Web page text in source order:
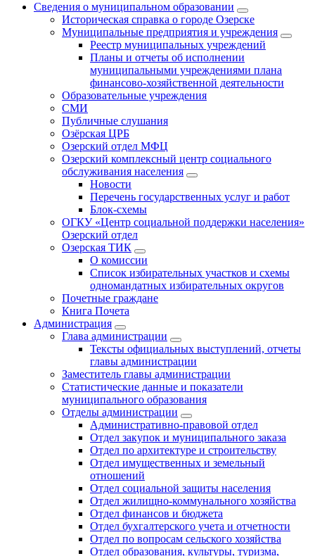
Сведения о муниципальном образовании
Историческая справка о городе Озерске
Муниципальные предприятия и учреждения
Реестр муниципальных учреждений
Планы и отчеты об исполнении
муниципальными учреждениями плана
финансово-хозяйственной деятельности
Образовательные учреждения
СМИ
Публичные слушания
Озёрская ЦРБ
Озерский отдел МФЦ
Озерский комплексный центр социального
обслуживания населения
Новости
Перечень государственных услуг и работ
Блок-схемы
ОГКУ «Центр социальной поддержки населения»
Озерский отдел
Озерская ТИК
О комиссии
Список избирательных участков и схемы
одномандатных избирательных округов
Почетные граждане
Книга Почета
Администрация
Глава администрации
Тексты официальных выступлений, отчеты
главы администрации
Заместитель главы администрации
Статистические данные и показатели
муниципального образования
Отделы администрации
Административно-правовой отдел
Отдел закупок и муниципального заказа
Отдел по архитектуре и строительству
Отдел имущественных и земельный
отношений
Отдел социальной защиты населения
Отдел жилищно-коммунального хозяйства
Отдел финансов и бюджета
Отдел бухгалтерского учета и отчетности
Отдел по вопросам сельского хозяйства
Отдел образования, культуры, туризма,